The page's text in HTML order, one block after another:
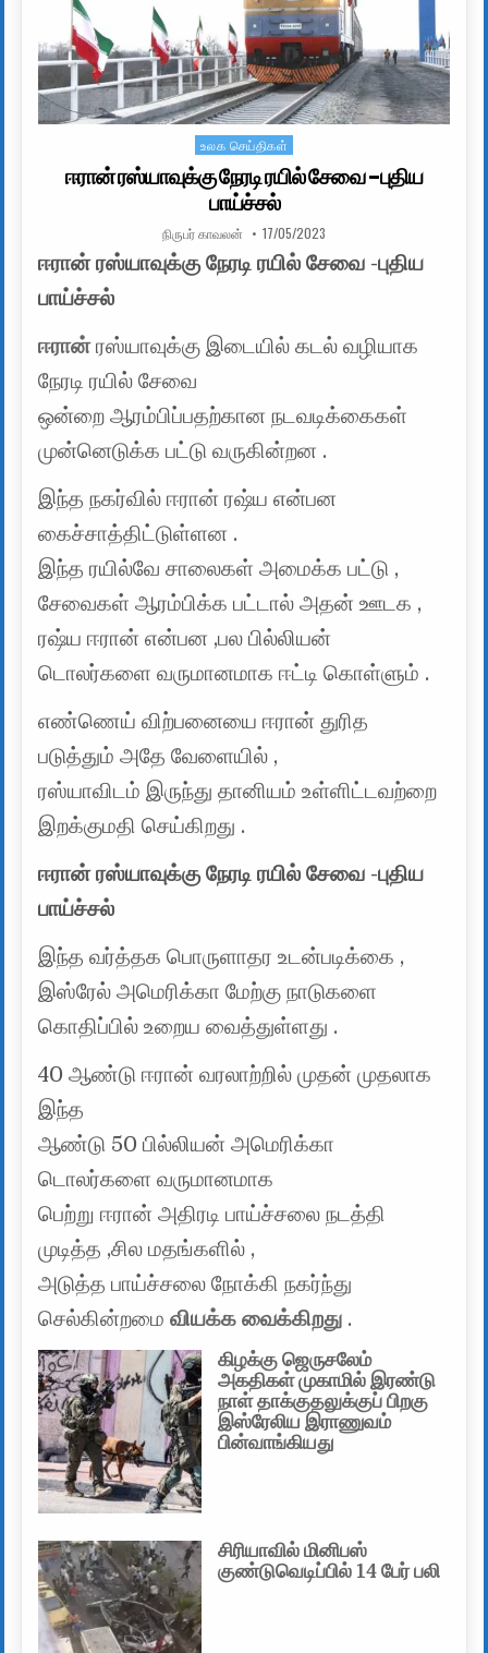
Posted in
உலக செய்திகள்
ஈரான் ரஸ்யாவுக்கு நேரடி ரயில் சேவை -புதிய
பாய்ச்சல்
AUTHOR:
நிருபர் காவலன் PUBLISHED DATE:
17/05/2023
ஈரான் ரஸ்யாவுக்கு நேரடி ரயில் சேவை -புதிய
பாய்ச்சல்
ஈரான்ரஸ்யாவுக்கு இடையில் கடல் வழியாக
நேரடி ரயில் சேவை
ஒன்றை ஆரம்பிப்பதற்கான நடவடிக்கைகள்
முன்னெடுக்க பட்டு வருகின்றன .
இந்த நகர்வில் ஈரான் ரஷ்ய என்பன
கைச்சாத்திட்டுள்ளன .
இந்த ரயில்வே சாலைகள் அமைக்க பட்டு ,
சேவைகள் ஆரம்பிக்க பட்டால் அதன் ஊடக ,
ரஷ்ய ஈரான் என்பன ,பல பில்லியன்
டொலர்களை வருமானமாக ஈட்டி கொள்ளும் .
எண்ணெய் விற்பனையை ஈரான் துரித
படுத்தும் அதே வேளையில் ,
ரஸ்யாவிடம் இருந்து தானியம் உள்ளிட்டவற்றை
இறக்குமதி செய்கிறது .
ஈரான் ரஸ்யாவுக்கு நேரடி ரயில் சேவை -புதிய
பாய்ச்சல்
இந்த வர்த்தக பொருளாதர உடன்படிக்கை ,
இஸ்ரேல் அமெரிக்கா மேற்கு நாடுகளை
கொதிப்பில் உறைய வைத்துள்ளது .
40 ஆண்டு ஈரான் வரலாற்றில் முதன் முதலாக
இந்த
ஆண்டு 50 பில்லியன் அமெரிக்கா
டொலர்களை வருமானமாக
பெற்று ஈரான் அதிரடி பாய்ச்சலை நடத்தி
முடித்த ,சில மதங்களில் ,
அடுத்த பாய்ச்சலை நோக்கி நகர்ந்து
செல்கின்றமைவியக்க வைக்கிறது .
கிழக்கு ஜெருசலேம்
அகதிகள் முகாமில் இரண்டு
நாள் தாக்குதலுக்குப் பிறகு
இஸ்ரேலிய இராணுவம்
பின்வாங்கியது
சிரியாவில் மினிபஸ்
குண்டுவெடிப்பில் 14 பேர் பலி